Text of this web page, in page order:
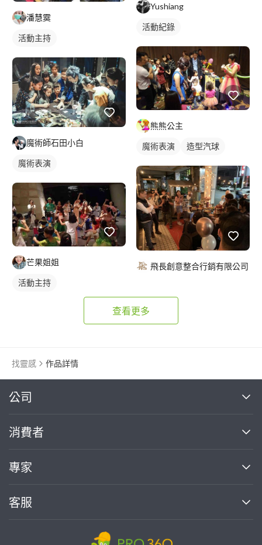
潘慧霙
活動主持
魔術師石田小白
魔術表演
芒果姐姐
活動主持
Yushiang
活動紀錄
熊熊公主
魔術表演 造型汽球
飛長創意整合行銷有限公司
查看更多
找靈感 作品詳情
公司
關於我們
部落格
加入我們
消費者
買服務
熱門服務
專家
案件中心
客服
繼續完成